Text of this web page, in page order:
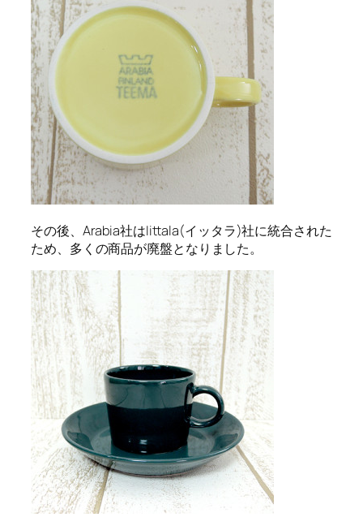
その後、Arabia社はIittala(イッタラ)社に統合された
ため、多くの商品が廃盤となりました。